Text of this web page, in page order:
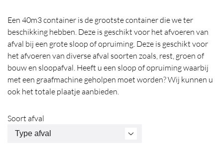
Een 40m3 container is de grootste container die we ter
beschikking hebben. Deze is geschikt voor het afvoeren van
afval bij een grote sloop of opruiming. Deze is geschikt voor
het afvoeren van diverse afval soorten zoals, rest, groen of
bouw en sloopafval. Heeft u een sloop of opruiming waarbij
met een graafmachine geholpen moet worden? Wij kunnen u
ook het totale plaatje aanbieden.
Soort afval